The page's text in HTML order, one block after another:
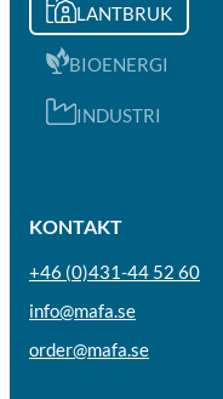
LANTBRUK
BIOENERGI
INDUSTRI
KONTAKT
+46 (0)431-44 52 60
info@mafa.se
order@mafa.se